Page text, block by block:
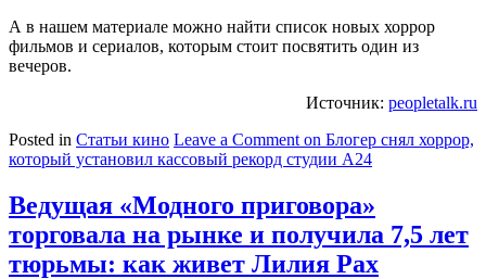
А в нашем материале можно найти список новых хоррор
фильмов и сериалов, которым стоит посвятить один из
вечеров.
Источник: peopletalk.ru
Posted in Статьи кино Leave a Comment on Блогер снял хоррор,
который установил кассовый рекорд студии А24
Ведущая «Модного приговора»
торговала на рынке и получила 7,5 лет
тюрьмы: как живет Лилия Рах